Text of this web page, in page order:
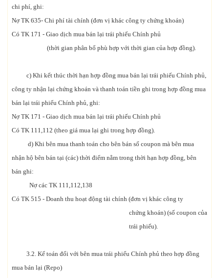
chi phí, ghi:
Nợ TK 635- Chi phí tài chính (đơn vị khác công ty chứng khoán)
Có TK 171 - Giao dịch mua bán lại trái phiếu Chính phủ
(thời gian phân bổ phù hợp với thời gian của hợp đồng).
c) Khi kết thúc thời hạn hợp đồng mua bán lại trái phiếu Chính phủ,
công ty nhận lại chứng khoán và thanh toán tiền ghi trong hợp đồng mua
bán lại trái phiếu Chính phủ, ghi:
Nợ TK 171 - Giao dịch mua bán lại trái phiếu Chính phủ
Có TK 111,112 (theo giá mua lại ghi trong hợp đồng).
d) Khi bên mua thanh toán cho bên bán số coupon mà bên mua
nhận hộ bên bán tại (các) thời điểm nằm trong thời hạn hợp đồng, bên
bán ghi:
Nợ các TK 111,112,138
Có TK 515 - Doanh thu hoạt động tài chính (đơn vị khác công ty
chứng khoán) (số coupon của
trái phiếu).
3.2. Kế toán đối với bên mua trái phiếu Chính phủ theo hợp đồng
mua bán lại (Repo)